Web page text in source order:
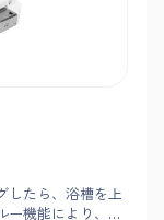
したら、浴槽を上
ー機能により、移